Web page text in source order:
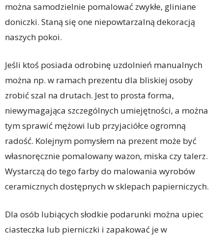
można samodzielnie pomalować zwykłe, gliniane
doniczki. Staną się one niepowtarzalną dekoracją
naszych pokoi.
Jeśli ktoś posiada odrobinę uzdolnień manualnych
można np. w ramach prezentu dla bliskiej osoby
zrobić szal na drutach. Jest to prosta forma,
niewymagająca szczególnych umiejętności, a można
tym sprawić mężowi lub przyjaciółce ogromną
radość. Kolejnym pomysłem na prezent może być
własnoręcznie pomalowany wazon, miska czy talerz.
Wystarczą do tego farby do malowania wyrobów
ceramicznych dostępnych w sklepach papierniczych.
Dla osób lubiących słodkie podarunki można upiec
ciasteczka lub pierniczki i zapakować je w